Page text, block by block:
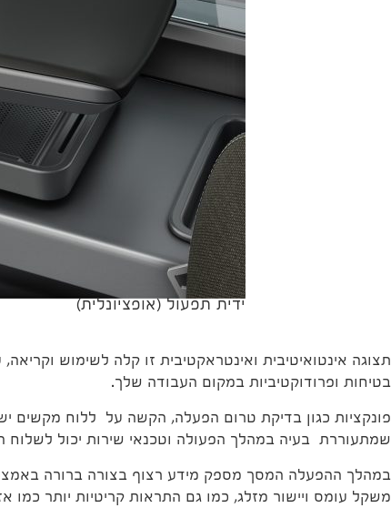
ידית תפעול (אופציונלית)
תצוגה אינטואיטיבית ואינטראקטיבית זו קלה לשימוש
בטיחות ופרודוקטיביות במקום העבודה שלך.
פונקציות כגון בדיקת טרום הפעלה, הקשה על ללוח מקשים
שמתעוררת בעיה במהלך הפעולה וטכנאי שירות יכול
במהלך ההפעלה המסך מספק מידע רצוף בצורה ברורה
משקל עומס ויישור מזלג, כמו גם התראות קריטיות יותר כמו